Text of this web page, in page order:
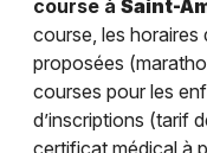
course à Saint-
course, les horaires
proposées
courses pour les
d’inscriptions (tarif